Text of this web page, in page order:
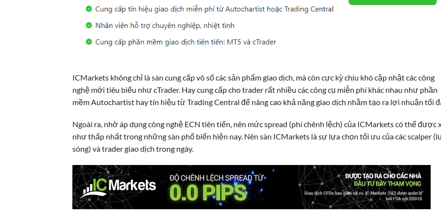
ICMarkets không chỉ là sàn cung cấp vô số các sản phẩm giao dịch, mà còn cực kỳ chịu khó cập nhật các công
nghệ mới tiêu biểu như cTrader. Hay cung cấp cho trader rất nhiều các công cụ miễn phí khác nhau như phần
mềm Autochartist hay tín hiệu từ Trading Central để nâng cao khả năng giao dịch nhằm tạo ra lợi nhuận tối
Ngoài ra, nhờ áp dụng công nghệ ECN tiên tiến, nên mức spread (phí chênh lệch) của ICMarkets có thể được
như thấp nhất trong những sàn phổ biến hiện nay. Nên sàn ICMarkets là sự lựa chọn tối ưu của các scalper
sóng) và trader giao dịch trong ngày.